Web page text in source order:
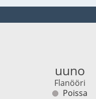
uuno
Flanööri
Poissa